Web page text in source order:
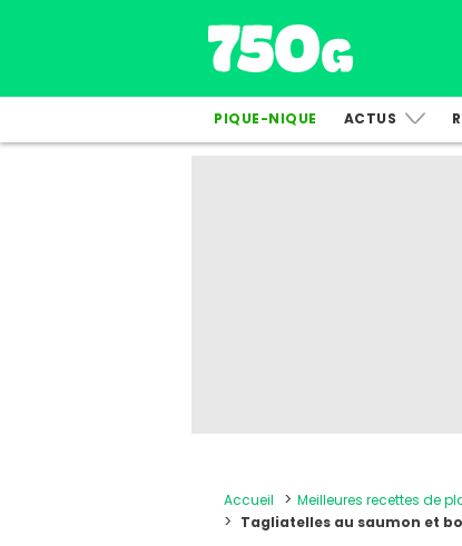
PIQUE-NIQUE ACTUS
Accueil Meilleures recettes de
Tagliatelles au saumon et